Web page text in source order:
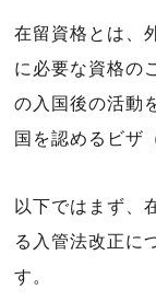
在留資格とは、
に必要な資格の
の入国後の活動
国を認めるビザ
以下ではまず、
る入管法改正に
す。